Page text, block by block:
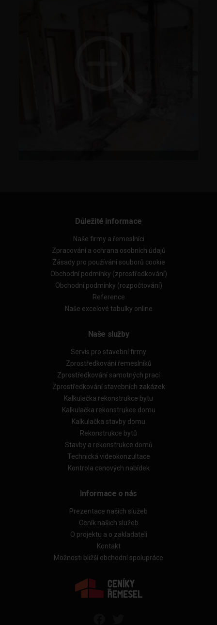
Důležité informace
Naše firmy a řemeslníci
Zpracování a ochrana osobních údajů
Zásady pro používání souborů cookie
Obchodní podmínky (zprostředkování)
Obchodní podmínky (rozpočtování)
Reference
Naše excelové tabulky online
Naše služby
Servis pro stavební firmy
Zprostředkování řemeslníků
Zprostředkování samotných prací
Zprostředkování stavebních zakázek
Kalkulačka rekonstrukce bytu
Kalkulačka rekonstrukce domu
Kalkulačka stavby domu
Rekonstrukce bytů
Stavby a rekonstrukce domů
Technická videokonzultace
Kontrola cenových nabídek
Informace o nás
Prezentace našich služeb
Ceník našich služeb
O projektu a o zakladateli
Kontakt
Možnosti bližší obchodní spolupráce